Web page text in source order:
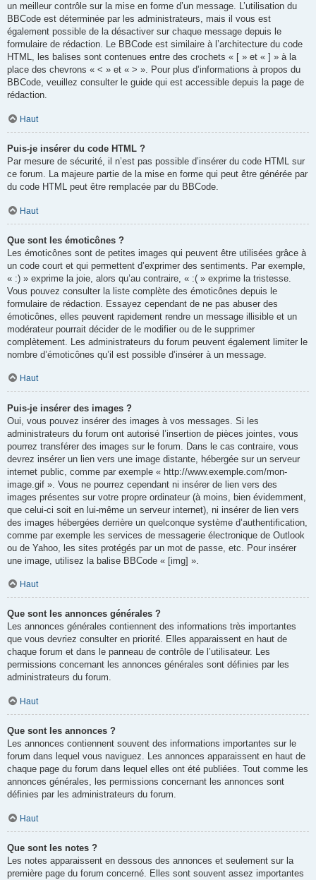
un meilleur contrôle sur la mise en forme d’un message. L’utilisation du
BBCode est déterminée par les administrateurs, mais il vous est
également possible de la désactiver sur chaque message depuis le
formulaire de rédaction. Le BBCode est similaire à l’architecture du code
HTML, les balises sont contenues entre des crochets « [ » et « ] » à la
place des chevrons « < » et « > ». Pour plus d’informations à propos du
BBCode, veuillez consulter le guide qui est accessible depuis la page de
rédaction.
Haut
Puis-je insérer du code HTML ?
Par mesure de sécurité, il n’est pas possible d’insérer du code HTML sur
ce forum. La majeure partie de la mise en forme qui peut être générée par
du code HTML peut être remplacée par du BBCode.
Haut
Que sont les émoticônes ?
Les émoticônes sont de petites images qui peuvent être utilisées grâce à
un code court et qui permettent d’exprimer des sentiments. Par exemple,
« :) » exprime la joie, alors qu’au contraire, « :( » exprime la tristesse.
Vous pouvez consulter la liste complète des émoticônes depuis le
formulaire de rédaction. Essayez cependant de ne pas abuser des
émoticônes, elles peuvent rapidement rendre un message illisible et un
modérateur pourrait décider de le modifier ou de le supprimer
complètement. Les administrateurs du forum peuvent également limiter le
nombre d’émoticônes qu’il est possible d’insérer à un message.
Haut
Puis-je insérer des images ?
Oui, vous pouvez insérer des images à vos messages. Si les
administrateurs du forum ont autorisé l’insertion de pièces jointes, vous
pourrez transférer des images sur le forum. Dans le cas contraire, vous
devrez insérer un lien vers une image distante, hébergée sur un serveur
internet public, comme par exemple « http://www.exemple.com/mon-
image.gif ». Vous ne pourrez cependant ni insérer de lien vers des
images présentes sur votre propre ordinateur (à moins, bien évidemment,
que celui-ci soit en lui-même un serveur internet), ni insérer de lien vers
des images hébergées derrière un quelconque système d’authentification,
comme par exemple les services de messagerie électronique de Outlook
ou de Yahoo, les sites protégés par un mot de passe, etc. Pour insérer
une image, utilisez la balise BBCode « [img] ».
Haut
Que sont les annonces générales ?
Les annonces générales contiennent des informations très importantes
que vous devriez consulter en priorité. Elles apparaissent en haut de
chaque forum et dans le panneau de contrôle de l’utilisateur. Les
permissions concernant les annonces générales sont définies par les
administrateurs du forum.
Haut
Que sont les annonces ?
Les annonces contiennent souvent des informations importantes sur le
forum dans lequel vous naviguez. Les annonces apparaissent en haut de
chaque page du forum dans lequel elles ont été publiées. Tout comme les
annonces générales, les permissions concernant les annonces sont
définies par les administrateurs du forum.
Haut
Que sont les notes ?
Les notes apparaissent en dessous des annonces et seulement sur la
première page du forum concerné. Elles sont souvent assez importantes